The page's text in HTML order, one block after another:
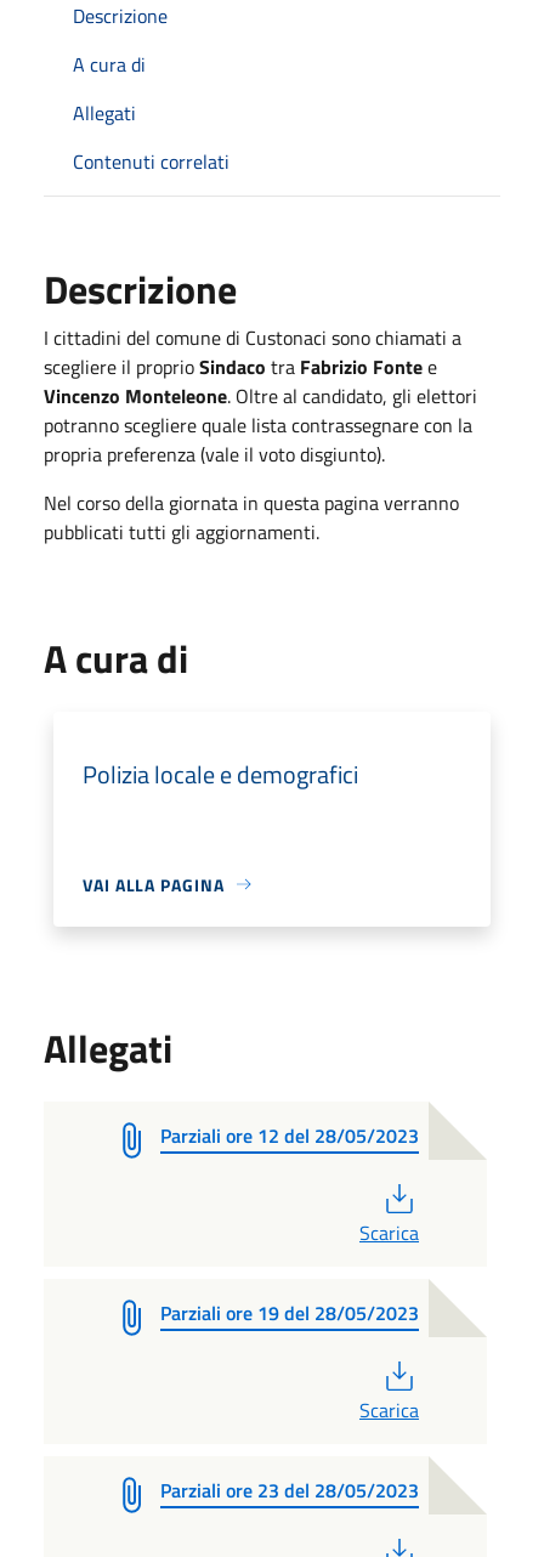
Descrizione
A cura di
Allegati
Contenuti correlati
Descrizione
I cittadini del comune di Custonaci sono chiamati a
scegliere il proprioSindaco tra Fabrizio Fontee
Vincenzo Monteleone. Oltre al candidato, gli elettori
potranno scegliere quale lista contrassegnare con la
propria preferenza (vale il voto disgiunto).
Nel corso della giornata in questa pagina verranno
pubblicati tutti gli aggiornamenti.
A cura di
Polizia locale e demografici
VAI ALLA PAGINA
Allegati
Parziali ore 12 del 28/05/2023
Scarica
Parziali ore 19 del 28/05/2023
Scarica
Parziali ore 23 del 28/05/2023